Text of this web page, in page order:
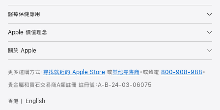
醫療保健應用
Apple 價值理念
關於 Apple
更多選購方式：尋找就近的 Apple Store 或其他零售商 。或致電 800-908-988 。
貴金屬和寶石交易商A類註冊 註冊號：A-B-24-03-06075
香港 English